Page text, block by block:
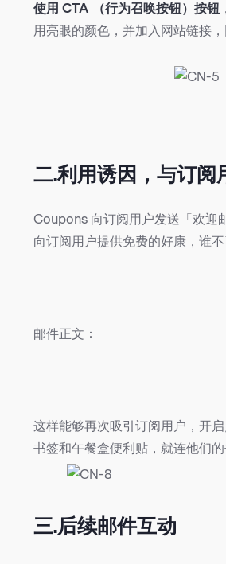
使用 CTA （行为召唤按钮）按钮
用亮眼的颜色，并加入网站链接
二.利用诱因，与订阅
Coupons 向订阅用户发送「欢迎
向订阅用户提供免费的好康，谁
邮件正文：
这样能够再次吸引订阅用户，开
书签和午餐盒便利贴，就连他们
三.后续邮件互动